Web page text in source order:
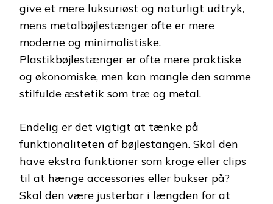
give et mere luksuriøst og naturligt udtryk,
mens metalbøjlestænger ofte er mere
moderne og minimalistiske.
Plastikbøjlestænger er ofte mere praktiske
og økonomiske, men kan mangle den samme
stilfulde æstetik som træ og metal.
Endelig er det vigtigt at tænke på
funktionaliteten af bøjlestangen. Skal den
have ekstra funktioner som kroge eller clips
til at hænge accessories eller bukser på?
Skal den være justerbar i længden for at